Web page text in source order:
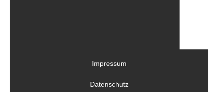
Impressum
Datenschutz